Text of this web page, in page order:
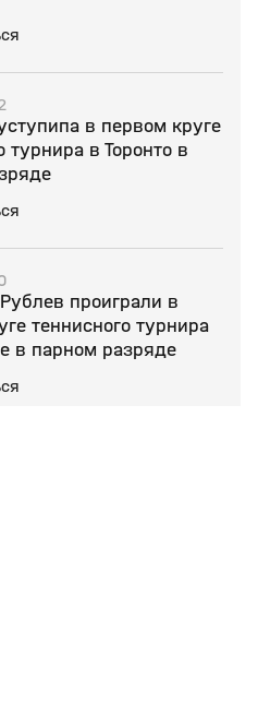
в первом круге
турнира в Торонто в
проиграли в
теннисного турнира
в парном разряде